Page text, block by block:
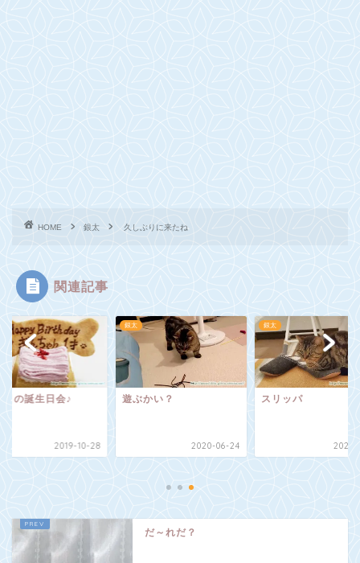
HOME 銀太 久しぶりに来たね
関連記事
目の誕生日会♪
2019-10-28
銀太
遊ぶかい？
2020-06-24
銀太
スリッパ
2021-
だ～れだ？